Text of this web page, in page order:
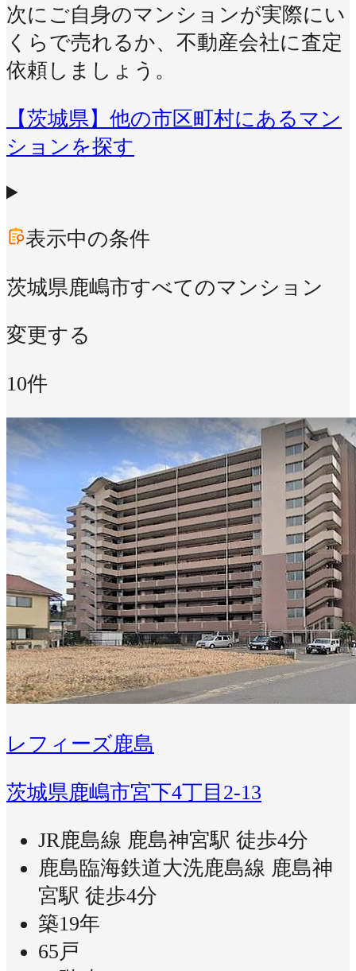
次にご自身のマンションが実際にい
くらで売れるか、不動産会社に査定
依頼しましょう。
【茨城県】他の市区町村にあるマン
ションを探す
表示中の条件
茨城県鹿嶋市すべてのマンション
変更する
10件
レフィーズ鹿島
茨城県鹿嶋市宮下4丁目2-13
JR鹿島線 鹿島神宮駅 徒歩4分
鹿島臨海鉄道大洗鹿島線 鹿島神
宮駅 徒歩4分
築19年
65戸